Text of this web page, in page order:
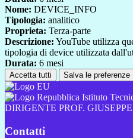
Nome: DEVICE_INFO
Tipologia: analitico
Proprieta: Terza-parte
Descrizione: YouTube utilizza
tipologia di device utilizzata
Durata: 6 mesi
Accetta tutti Salva le preferenze
Istituto
DIRIGENTE PROF.
Contatti